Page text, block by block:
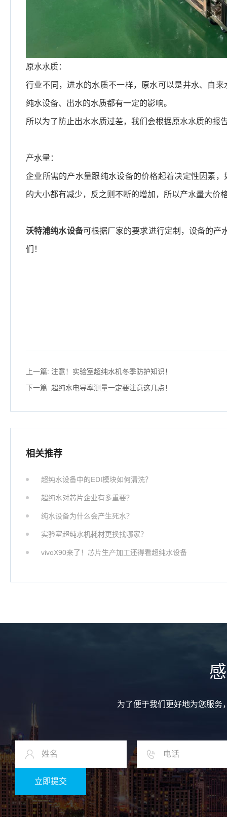
原水水质：
行业不同，进水的水质不一样，原水可以是井水、自
纯水设备、出水的水质都有一定的影响。
所以为了防止出水水质过差，我们会根据原水水质的报
产水量：
企业所需的产水量跟纯水设备的价格起着决定性因素
的大小都有减少，反之则不断的增加，所以产水量大价
沃特浦纯水设备可根据厂家的要求进行定制，设备的产
们！
上一篇: 注意！实验室超纯水机冬季防护知识！
下一篇: 超纯水电导率测量一定要注意这几点！
相关推荐
超纯水设备中的EDI模块如何清洗？
超纯水对芯片企业有多重要？
纯水设备为什么会产生死水？
实验室超纯水机耗材更换找哪家？
vivoX90来了！芯片生产加工还得看超纯水设备
为了便于我们更好地为您服务